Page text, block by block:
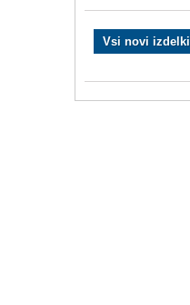
Vsi novi izdelki